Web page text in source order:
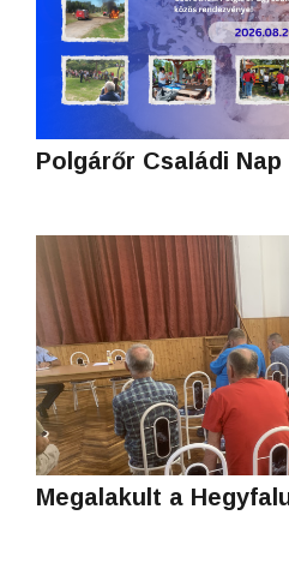
Polgárőr Családi Nap
Megalakult a